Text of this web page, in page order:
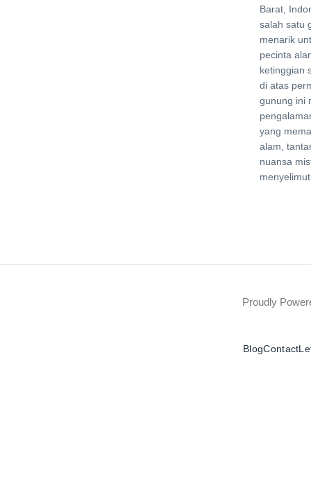
Barat,
salah satu
menarik
pecinta
ketinggian
di atas
gunung ini
yang
alam,
nuansa
Proudly
BlogContact